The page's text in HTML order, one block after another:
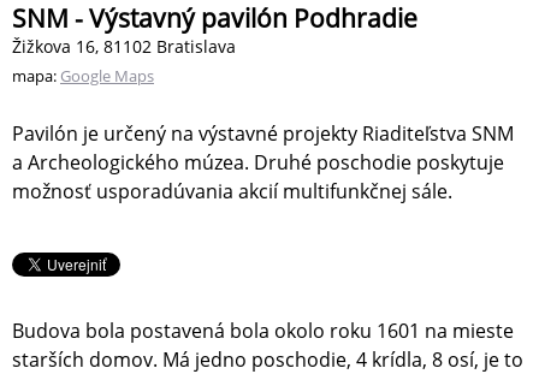
SNM - Výstavný pavilón Podhradie
Žižkova 16, 81102 Bratislava
mapa: Google Maps
Pavilón je určený na výstavné projekty Riaditeľstva SNM
a Archeologického múzea. Druhé poschodie poskytuje
možnosť usporadúvania akcií multifunkčnej sále.
Budova bola postavená bola okolo roku 1601 na mieste
starších domov. Má jedno poschodie, 4 krídla, 8 osí, je to